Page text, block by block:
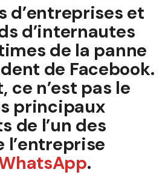
d’entreprises et
d’internautes
de la panne
de Facebook.
ce n’est pas le
principaux
de l’un des
l’entreprise
.